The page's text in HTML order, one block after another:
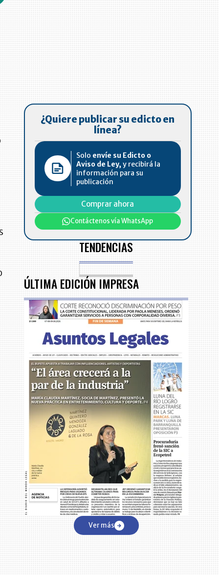
¿Quiere publicar su edicto en
línea?
Solo envíe su Edicto o
Aviso de Ley, y recibirá la
información para su
publicación
Comprar ahora
Contáctenos vía WhatsApp
TENDENCIAS
ÚLTIMA EDICIÓN IMPRESA
Ver más